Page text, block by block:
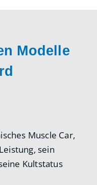
Modelle
Muscle Car,
sein
Kultstatus